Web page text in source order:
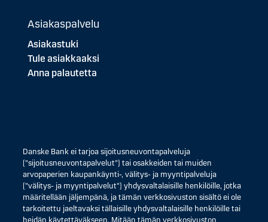
Asiakaspalvelu
Asiakastuki
Tule asiakkaaksi
Anna palautetta
Danske Bank ei tarjoa sijoitusneuvontapalveluja
("sijoitusneuvontapalvelut") tai osakkeiden tai muiden
arvopaperien kaupankäynti-, välitys- ja myyntipalveluja
("välitys- ja myyntipalvelut") yhdysvaltalaisille henkilöille, jotka
määritellään jäljempänä, ja tämän verkkosivuston sisältö ei ole
tarkoitettu jaeltavaksi tällaisille yhdysvaltalaisille henkilöille tai